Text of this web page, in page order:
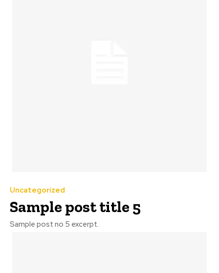
Uncategorized
Sample post title 5
Sample post no 5 excerpt.